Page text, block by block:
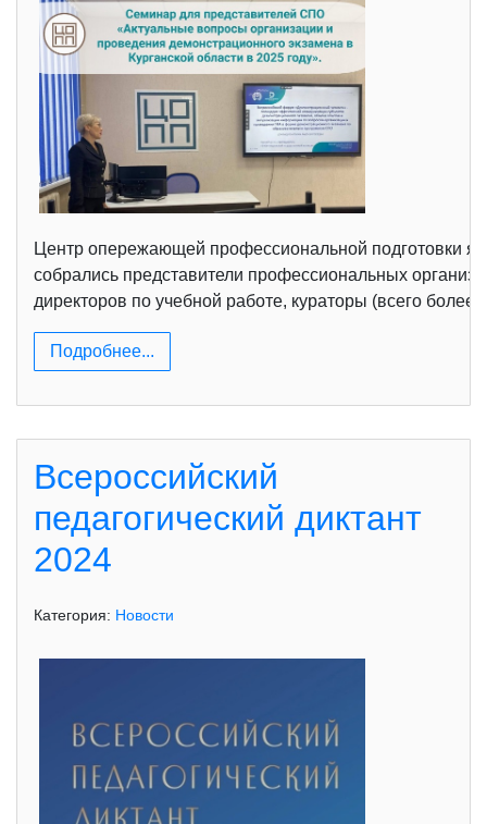
Центр опережающей профессиональной подготовки
собрались представители профессиональных
директоров по учебной работе, кураторы (всего
Подробнее...
Всероссийский
педагогический диктант
2024
Категория: Новости